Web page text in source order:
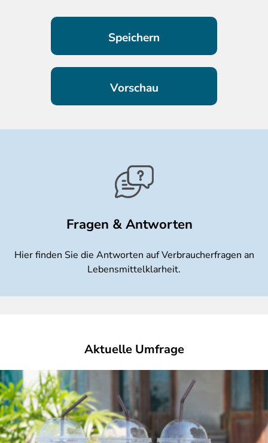
Fragen & Antworten
Hier finden Sie die Antworten auf Verbraucherfragen an
Lebensmittelklarheit.
Aktuelle Umfrage